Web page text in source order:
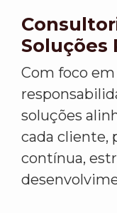
Soluções
Com foco
soluções
cada cliente,
contínua,